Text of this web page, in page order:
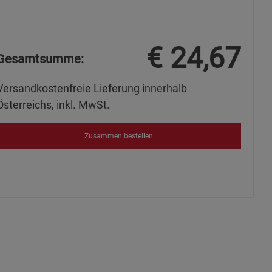
€ 24,67
Lieferung innerhalb
inkl. MwSt.
Zusammen bestellen